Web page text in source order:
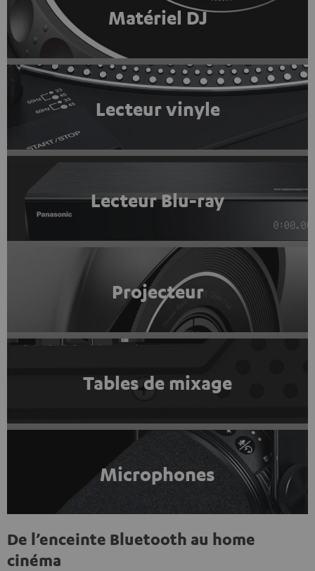
Matériel DJ
Lecteur vinyle
Lecteur Blu-ray
Projecteur
Tables de mixage
Microphones
De l’enceinte Bluetooth au home
cinéma